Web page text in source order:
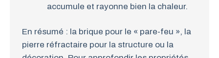
accumule et rayonne bien la chaleur.
En résumé : la brique pour le « pare-feu », la
pierre réfractaire pour la structure ou la